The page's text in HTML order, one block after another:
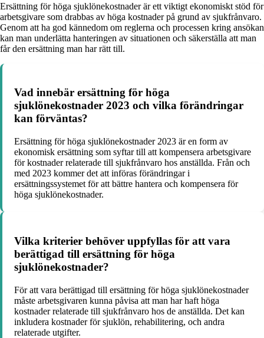
Ersättning för höga sjuklönekostnader är ett viktigt ekonomiskt stöd för
arbetsgivare som drabbas av höga kostnader på grund av sjukfrånvaro.
Genom att ha god kännedom om reglerna och processen kring ansökan
kan man underlätta hanteringen av situationen och säkerställa att man
får den ersättning man har rätt till.
Vad innebär ersättning för höga
sjuklönekostnader 2023 och vilka förändringar
kan förväntas?
Ersättning för höga sjuklönekostnader 2023 är en form av
ekonomisk ersättning som syftar till att kompensera arbetsgivare
för kostnader relaterade till sjukfrånvaro hos anställda. Från och
med 2023 kommer det att införas förändringar i
ersättningssystemet för att bättre hantera och kompensera för
höga sjuklönekostnader.
Vilka kriterier behöver uppfyllas för att vara
berättigad till ersättning för höga
sjuklönekostnader?
För att vara berättigad till ersättning för höga sjuklönekostnader
måste arbetsgivaren kunna påvisa att man har haft höga
kostnader relaterade till sjukfrånvaro hos de anställda. Det kan
inkludera kostnader för sjuklön, rehabilitering, och andra
relaterade utgifter.